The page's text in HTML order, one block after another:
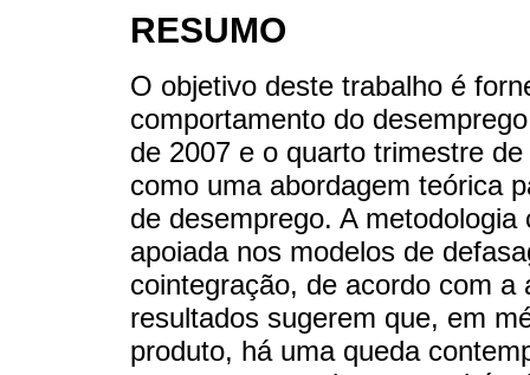
RESUMO
O objetivo deste trabalho é
comportamento do
de 2007 e o quarto trimestre
como uma abordagem teórica
de desemprego. A
apoiada nos modelos de
cointegração, de acordo com
resultados sugerem que, em
produto, há uma queda